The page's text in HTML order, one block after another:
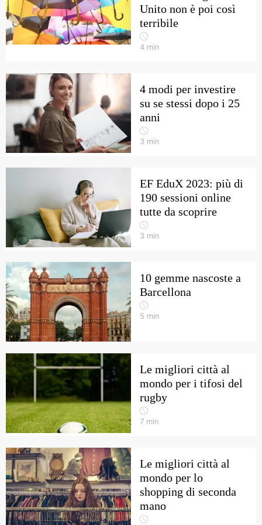
Unito non è poi così
terribile
4 min
4 modi per investire
su se stessi dopo i 25
anni
3 min
EF EduX 2023: più di
190 sessioni online
tutte da scoprire
3 min
10 gemme nascoste a
Barcellona
5 min
Le migliori città al
mondo per i tifosi del
rugby
7 min
Le migliori città al
mondo per lo
shopping di seconda
mano